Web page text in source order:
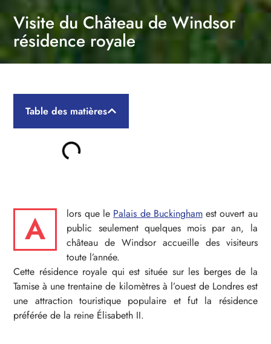
Visite du Château de Windsor
résidence royale
Table des matières
A lors que le Palais de Buckinghamest ouvert au
public seulement quelques mois par an, la
château de Windsor accueille des visiteurs
toute l’année.
Cette résidence royale qui est située sur les berges de la
Tamise à une trentaine de kilomètres à l’ouest de Londres est
une attraction touristique populaire et fut la résidence
préférée de la reine Élisabeth II.